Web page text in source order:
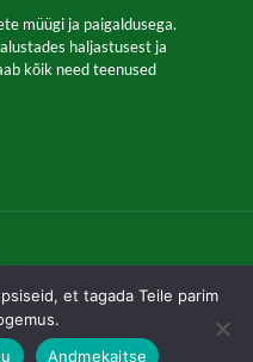
müügi ja paigaldusega.
haljastusest ja
kõik need teenused
õigused on kaitstud.
et tagada Teile parim
Andmekaitse